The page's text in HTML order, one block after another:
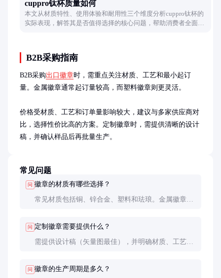
cuppro钛杯质量如何
本文从材质特性、使用体验和耐用性三个维度分析cuppro钛杯的
实际表现，解答其是否值得选择的核心问题，帮助消费者全面了
B2B采购指南
B2B采购出口徽章时，需重点关注材质、工艺和最小起订
量。金属徽章通常起订量较高，而塑料徽章则更灵活。
价格受材质、工艺和订单量影响较大，建议与多家供应商对
比，选择性价比高的方案。定制徽章时，需提供清晰的设计
稿，并确认样品后再批量生产。
常见问题
问 徽章的材质有哪些选择？
常见材质包括铜、锌合金、塑料和珐琅。金属徽章更
问 定制徽章需要提供什么？
需提供设计稿（矢量图最佳），并明确材质、工艺、
问 徽章的生产周期是多久？